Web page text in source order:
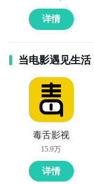
详情
当电影遇见生活
毒舌影视
15.9万
详情